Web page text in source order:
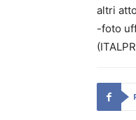
altri
-foto